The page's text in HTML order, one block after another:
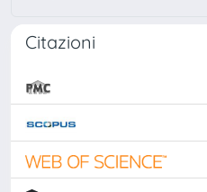
Citazioni